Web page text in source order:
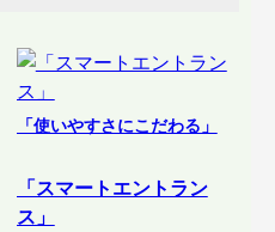
「使いやすさにこだわる」
「スマートエントラン
ス」